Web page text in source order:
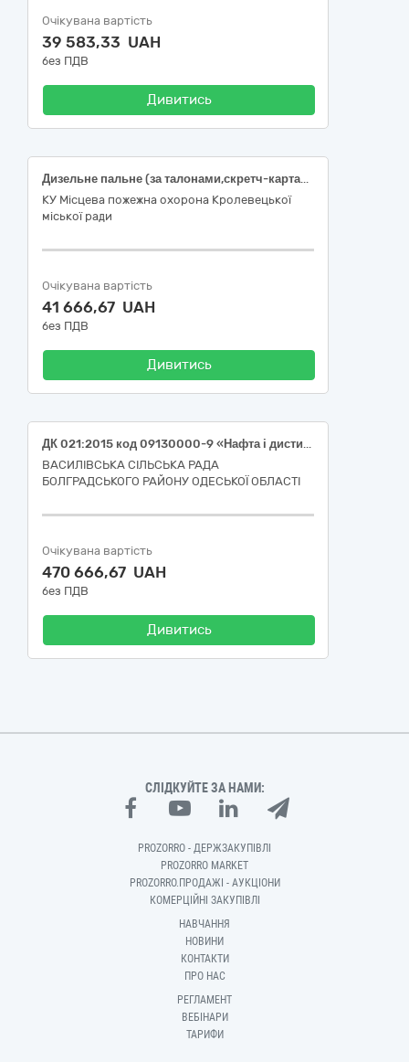
Очікувана вартість
39 583,33 UAH
без ПДВ
Дивитись
Дизельне пальне (за талонами,скретч-картами або картами)
КУ Місцева пожежна охорона Кролевецької
міської ради
Очікувана вартість
41 666,67 UAH
без ПДВ
Дивитись
ДК 021:2015 код 09130000-9 «Нафта і дистиляти» (Бензин А-95 Євро5-Е10 ДК 021:2015: 09132000-3; Паливо дизельне ДП-Євро5-В0 ДК 021:2015: 09134200-9)
ВАСИЛІВСЬКА СІЛЬСЬКА РАДА
БОЛГРАДСЬКОГО РАЙОНУ ОДЕСЬКОЇ ОБЛАСТІ
Очікувана вартість
470 666,67 UAH
без ПДВ
Дивитись
СЛІДКУЙТЕ ЗА НАМИ:
PROZORRO - ДЕРЖЗАКУПІВЛІ
PROZORRO MARKET
PROZORRO.ПРОДАЖІ - АУКЦІОНИ
КОМЕРЦІЙНІ ЗАКУПІВЛІ
НАВЧАННЯ
НОВИНИ
КОНТАКТИ
ПРО НАС
РЕГЛАМЕНТ
ВЕБІНАРИ
ТАРИФИ